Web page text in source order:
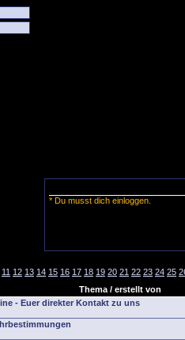
* Du musst dich einloggen.
11 12 13 14 15 16 17 18 19 20 21 22 23 24 25
Thema / erstellt von
- Euer direkter Kontakt zu uns